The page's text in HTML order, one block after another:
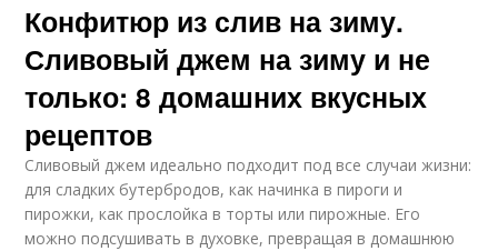
Конфитюр из слив на зиму.
Сливовый джем на зиму и не
только: 8 домашних вкусных
рецептов
Сливовый джем идеально подходит под все случаи жизни:
для сладких бутербродов, как начинка в пироги и
пирожки, как прослойка в торты или пирожные. Его
можно подсушивать в духовке, превращая в домашнюю